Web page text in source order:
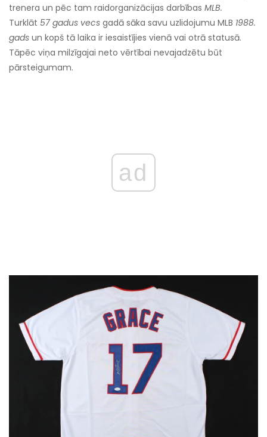
trenera un pēc tam raidorganizācijas darbības MLB.
Turklāt 57 gadus vecs gadā sāka savu uzlidojumu MLB 1988.
gads un kopš tā laika ir iesaistījies vienā vai otrā statusā.
Tāpēc viņa milzīgajai neto vērtībai nevajadzētu būt
pārsteigumam.
ad